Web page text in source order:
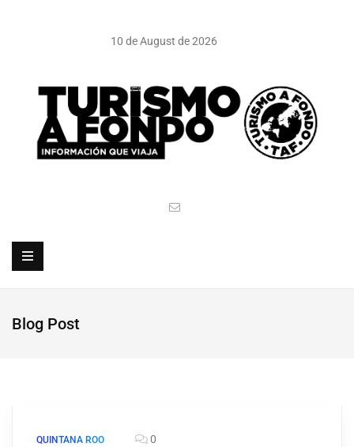
10 de August de 2026
Blog Post
QUINTANA ROO 0